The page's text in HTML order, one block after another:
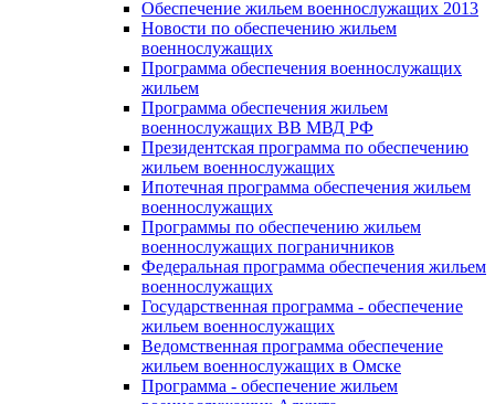
Обеспечение жильем военнослужащих 2013
Новости по обеспечению жильем
военнослужащих
Программа обеспечения военнослужащих
жильем
Программа обеспечения жильем
военнослужащих ВВ МВД РФ
Президентская программа по обеспечению
жильем военнослужащих
Ипотечная программа обеспечения жильем
военнослужащих
Программы по обеспечению жильем
военнослужащих пограничников
Федеральная программа обеспечения жильем
военнослужащих
Государственная программа - обеспечение
жильем военнослужащих
Ведомственная программа обеспечение
жильем военнослужащих в Омске
Программа - обеспечение жильем